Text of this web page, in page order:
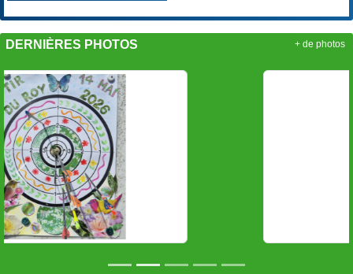
DERNIÈRES PHOTOS
Précedent
+ de photos